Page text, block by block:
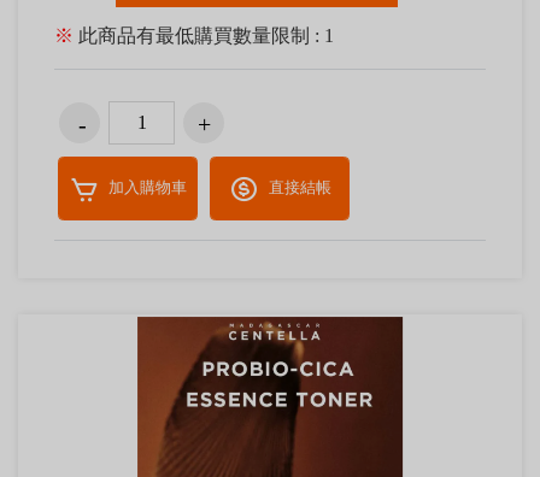
※ 此商品有最低購買數量限制 : 1
加入購物車 直接結帳